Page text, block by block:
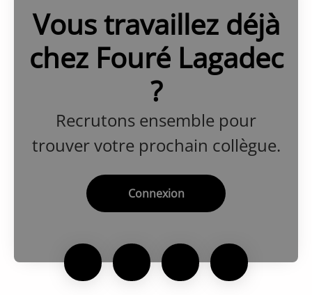
Vous travaillez déjà
chez Fouré Lagadec
?
Recrutons ensemble pour
trouver votre prochain collègue.
Connexion